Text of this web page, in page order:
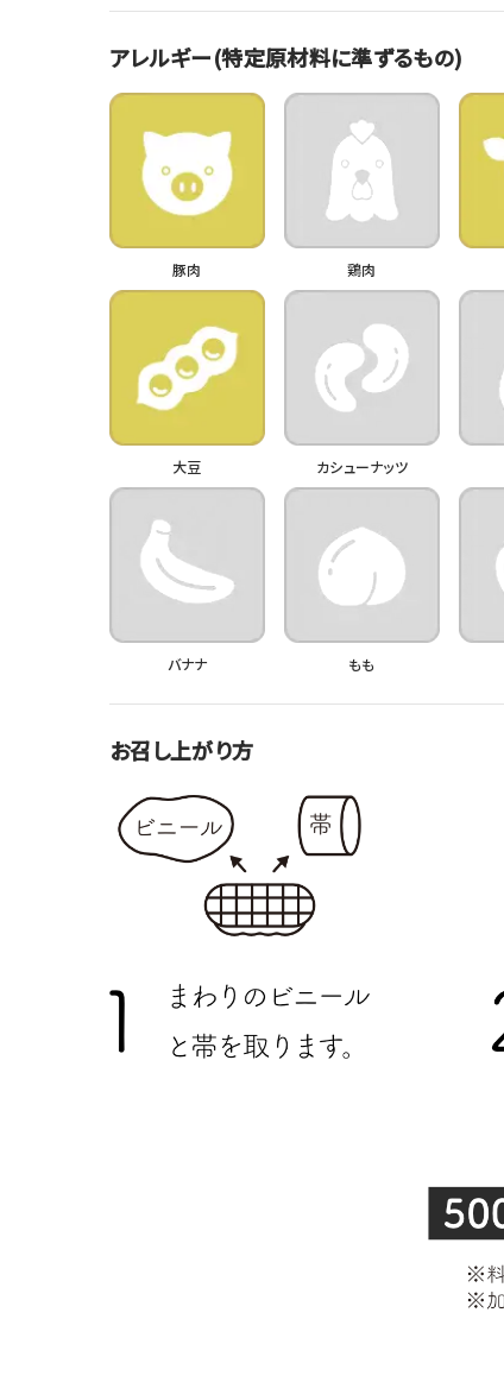
アレルギー(特定原材料に準ずるもの)
豚肉 鶏肉
大豆 カシューナッツ
バナナ もも
お召し上がり方